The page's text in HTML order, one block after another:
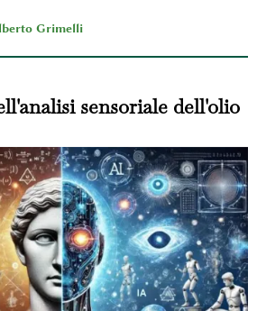
Grimelli
sensoriale dell'olio